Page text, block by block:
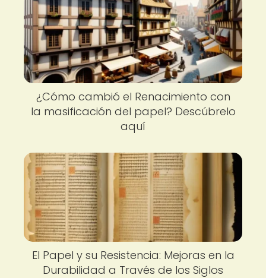
¿Cómo cambió el Renacimiento con
la masificación del papel? Descúbrelo
aquí
El Papel y su Resistencia: Mejoras en la
Durabilidad a Través de los Siglos